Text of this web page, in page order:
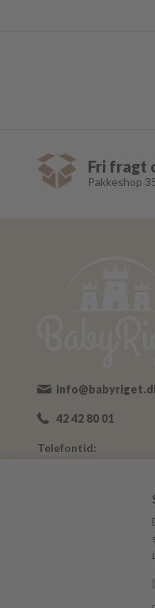
Fri fragt
Pakkeshop
42 42 80 01
Telefontid: